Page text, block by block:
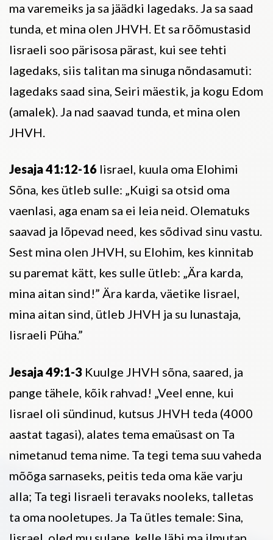
ma varemeiks ja sa jäädki lagedaks. Ja sa saad
tunda, et mina olen JHVH. Et sa rõõmustasid
Iisraeli soo pärisosa pärast, kui see tehti
lagedaks, siis talitan ma sinuga nõndasamuti:
lagedaks saad sina, Seiri mäestik, ja kogu Edom
(amalek). Ja nad saavad tunda, et mina olen
JHVH.
Jesaja 41:12-16 Iisrael, kuula oma Elohimi
Sõna, kes ütleb sulle: „Kuigi sa otsid oma
vaenlasi, aga enam sa ei leia neid. Olematuks
saavad ja lõpevad need, kes sõdivad sinu vastu.
Sest mina olen JHVH, su Elohim, kes kinnitab
su paremat kätt, kes sulle ütleb: „Ära karda,
mina aitan sind!” Ära karda, väetike Iisrael,
mina aitan sind, ütleb JHVH ja su lunastaja,
Iisraeli Püha.”
Jesaja 49:1-3 Kuulge JHVH sõna, saared, ja
pange tähele, kõik rahvad! „Veel enne, kui
Iisrael oli sündinud, kutsus JHVH teda (4000
aastat tagasi), alates tema emaüsast on Ta
nimetanud tema nime. Ta tegi tema suu vaheda
mõõga sarnaseks, peitis teda oma käe varju
alla; Ta tegi Iisraeli teravaks nooleks, talletas
ta oma nooletupes. Ja Ta ütles temale: Sina,